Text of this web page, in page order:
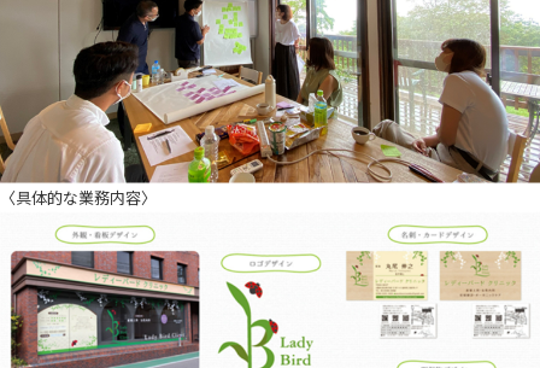
〈具体的な業務内容〉